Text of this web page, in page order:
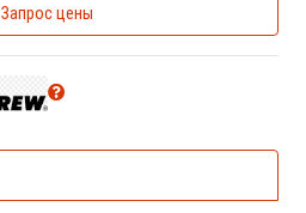
Запрос цены